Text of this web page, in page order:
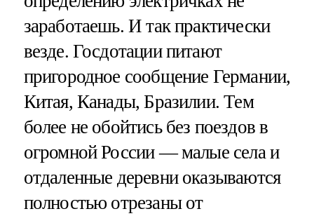
заработаешь. И так практически
везде. Госдотации питают
пригородное сообщение Германии,
Китая, Канады, Бразилии. Тем
более не обойтись без поездов в
огромной России — малые села и
отдаленные деревни оказываются
полностью отрезаны от